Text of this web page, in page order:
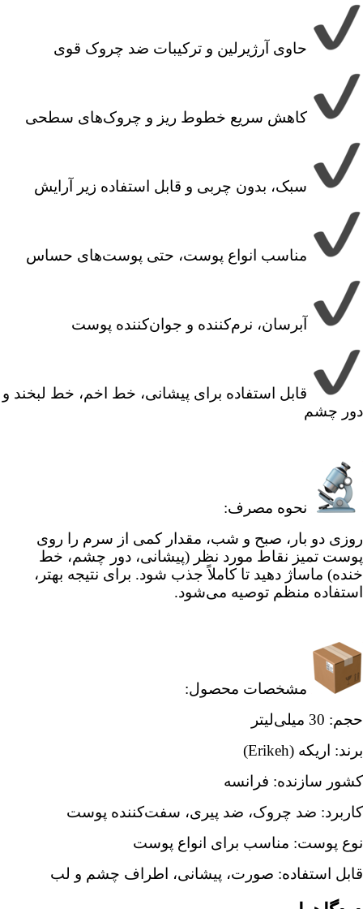
حاوی آرژیرلین و ترکیبات ضد چروک قوی
کاهش سریع خطوط ریز و چروک‌های سطحی
سبک، بدون چربی و قابل استفاده زیر آرایش
مناسب انواع پوست، حتی پوست‌های حساس
آبرسان، نرم‌کننده و جوان‌کننده پوست
قابل استفاده برای پیشانی، خط اخم، خط لبخند و
دور چشم
نحوه مصرف:
روزی دو بار، صبح و شب، مقدار کمی از سرم را روی
پوست تمیز نقاط مورد نظر (پیشانی، دور چشم، خط
خنده) ماساژ دهید تا کاملاً جذب شود. برای نتیجه بهتر،
استفاده منظم توصیه می‌شود.
مشخصات محصول:
حجم: 30 میلی‌لیتر
برند: اریکه (Erikeh)
کشور سازنده: فرانسه
کاربرد: ضد چروک، ضد پیری، سفت‌کننده پوست
نوع پوست: مناسب برای انواع پوست
قابل استفاده: صورت، پیشانی، اطراف چشم و لب